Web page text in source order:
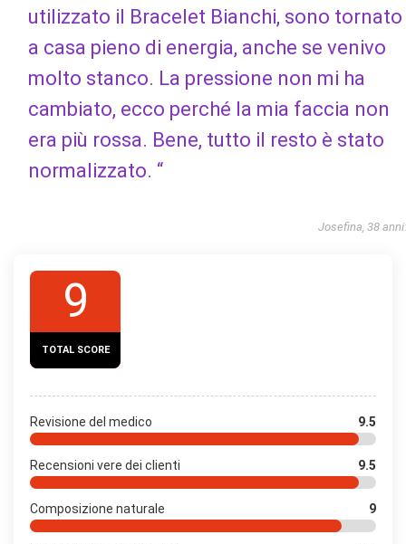
utilizzato il Bracelet Bianchi, sono tornato
a casa pieno di energia, anche se venivo
molto stanco. La pressione non mi ha
cambiato, ecco perché la mia faccia non
era più rossa. Bene, tutto il resto è stato
normalizzato. “
Josefina, 38 anni:
9
TOTAL SCORE
Revisione del medico 9.5
Recensioni vere dei clienti 9.5
Composizione naturale 9